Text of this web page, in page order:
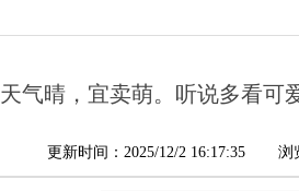
天气晴，宜卖萌。听说多看可
更新时间：2025/12/2 16:17:35 浏